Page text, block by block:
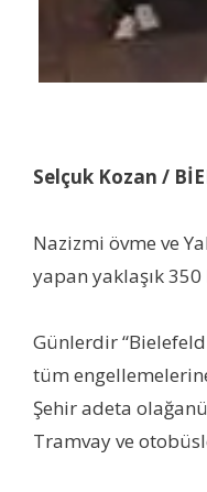
Selçuk Kozan /
Nazizmi övme ve
yapan yaklaşık
Günlerdir
tüm
Şehir adeta
Tramvay ve